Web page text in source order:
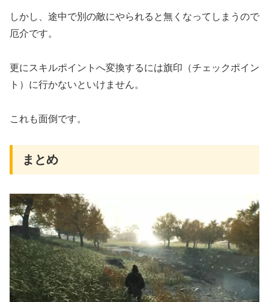
しかし、途中で別の敵にやられると無くなってしまうので
厄介です。
更にスキルポイントへ変換するには旗印（チェックポイン
ト）に行かないといけません。
これも面倒です。
まとめ